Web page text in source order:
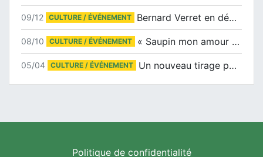
09/12 CULTURE / ÉVÉNEMENT Bernard Verret en dédicaces le samedi 13 décembre à l’Espace Culturel Atlantis
08/10 CULTURE / ÉVÉNEMENT « Saupin mon amour » au salon du livre de Trentemoult
05/04 CULTURE / ÉVÉNEMENT Un nouveau tirage pour le Docu-BD
Politique de confidentialité